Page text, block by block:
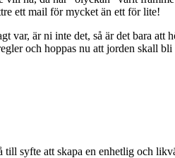
ett mail för mycket än ett för lite!
var, är ni inte det, så är det bara
och hoppas nu att jorden skall
syfte att skapa en enhetlig och